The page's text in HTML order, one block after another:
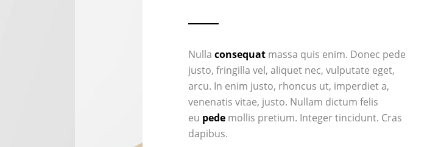
Nullaconsequat massa quis enim. Donec pede
justo, fringilla vel, aliquet nec, vulputate eget,
arcu. In enim justo, rhoncus ut, imperdiet a,
venenatis vitae, justo. Nullam dictum felis
eu pede mollis pretium. Integer tincidunt. Cras
dapibus.